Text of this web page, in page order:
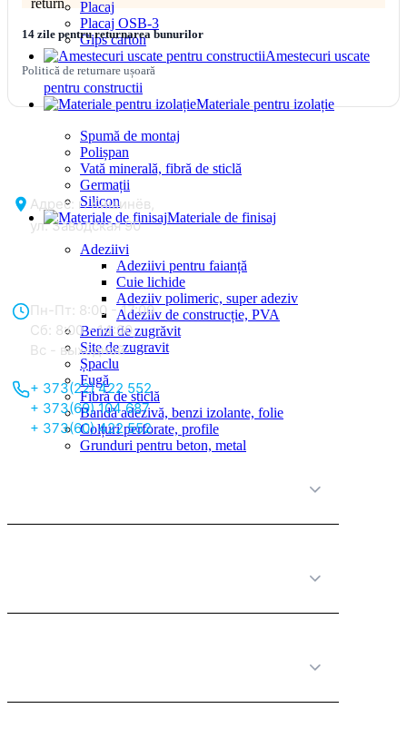
Placaj
Placaj OSB-3
Gips carton
Amestecuri uscate
pentru constructii
Materiale pentru izolație
Spumă de montaj
Polișpan
Vată minerală, fibră de sticlă
Germații
Silicon
Materiale de finisaj
Adeziivi
Adeziivi pentru faianță
Cuie lichide
Adeziiv polimeric, super adeziv
Adeziiv de construcție, PVA
Benzi de zugrăvit
Site de zugravit
Șpaclu
Fugă
Fibră de sticlă
Bandă adezivă, benzi izolante, folie
Colțuri perforate, profile
Grunduri pentru beton, metal
14 zile pentru returnarea bunurilor
Politică de returnare ușoară
Адрес: г. Кишинёв,
ул. Заводская 90
Отдел продаж:
Пн-Пт: 8:00 - 17:00
Сб: 8:00 - 14:00,
Вс - выходной
+ 373(22) 422 552
+ 373(69) 104 687
+ 373(60) 422 552